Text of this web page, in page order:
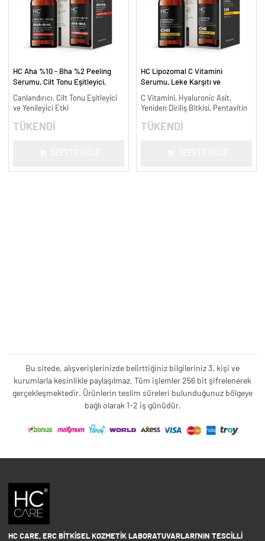
HC Aha %10 - Bha %2 Peeling
Serumu, Cilt Tonu Eşitleyici,
Canlandırıcı, Cilt Tonu Eşitleyici
ve Yenileyici Etki
TÜKENDİ
HC Lipozomal C Vitamini
Serumu, Leke Karşıtı ve
C Vitamini, Hyaluronic Asit,
Yeniden Diriliş Bitkisi, Pentavitin
TÜKENDİ
Bu sitede, alışverişlerinizde belirttiğiniz bilgileriniz 3. kişi ve
kurumlarla kesinlikle paylaşılmaz. Tüm işlemler 256 bit şifrelenerek
gerçekleşmektedir. Ürünlerin teslim süreleri bulunduğunuz bölgeye
bağlı olarak 1-2 iş günüdür.
HC CARE, ERC BITKISEL KOZMETIK LABORATUVARLARI'NIN TESCILLI